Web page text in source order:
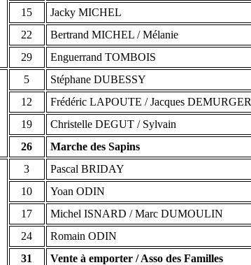
15
Jacky MICHEL
22
Bertrand MICHEL / Mélanie
29
Enguerrand TOMBOIS
5
Stéphane DUBESSY
12
Frédéric LAPOUTE / Jacques DEMURGER
19
Christelle DEGUT / Sylvain
26
Marche des Sapins
3
Pascal BRIDAY
10
Yoan ODIN
17
Michel ISNARD / Marc DUMOULIN
24
Romain ODIN
31
Vente à emporter / Asso des Familles